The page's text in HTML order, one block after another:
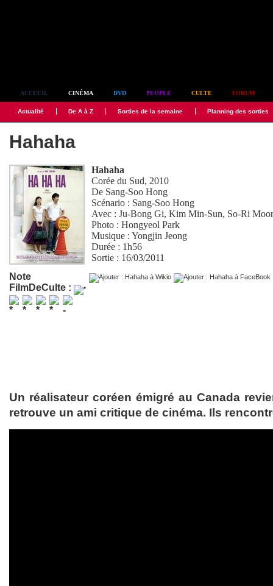
ACCUEIL CINÉMA DVD PEOPLE CULTE FORUM
Actualité De A à Z Sorties de la semaine Planning des sorties
Hahaha
Hahaha
Corée du Sud, 2010
De Sang-Soo Hong
Scénario : Sang-Soo Hong
Avec :Ju-Bong Gi,Kim Min-Sun, So-Ri
Photo :Hongyeol Park
Musique :Yongjin Jeong
Durée : 1h56
Sortie : 16/03/2011
Note
FilmDeCulte :
Un réalisateur coréen émigré au Canada
retrouve un ami critique de cinéma. Ils